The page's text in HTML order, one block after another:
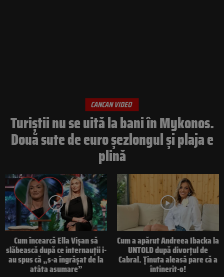
CANCAN VIDEO
Turiștii nu se uită la bani în Mykonos.
Două sute de euro șezlongul și plaja e
plină
Cum încearcă Ella Vișan să
slăbească după ce internauții i-
au spus că „s-a îngrășat de la
atâta asumare”
Cum a apărut Andreea Ibacka la
UNTOLD după divorțul de
Cabral. Ținuta aleasă pare că a
întinerit-o!